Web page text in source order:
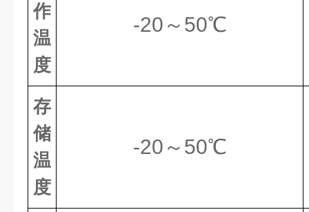
作
温
度
-20～50℃
存
储
温
度
-20～50℃